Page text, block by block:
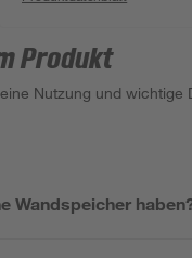
Produkt
Nutzung und wichtige
Wandspeicher